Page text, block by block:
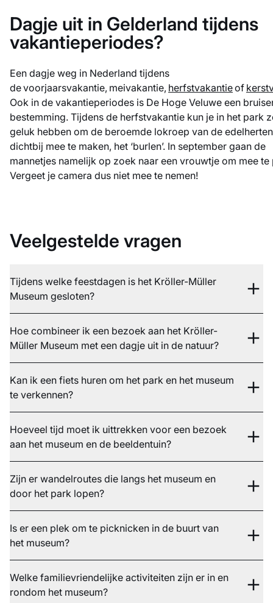
Dagje uit in Gelderland tijdens
vakantieperiodes?
Een dagje weg in Nederland tijdens
de voorjaarsvakantie, meivakantie, herfstvakantieof
Ook in de vakantieperiodes is De Hoge Veluwe een
bestemming. Tijdens de herfstvakantie kun je in het park
geluk hebben om de beroemde lokroep van de
dichtbij mee te maken, het ‘burlen’. In september gaan de
mannetjes namelijk op zoek naar een vrouwtje om mee te
Vergeet je camera dus niet mee te nemen!
Veelgestelde vragen
Tijdens welke feestdagen is het Kröller-Müller
Museum gesloten?
Hoe combineer ik een bezoek aan het Kröller-
Müller Museum met een dagje uit in de natuur?
Kan ik een fiets huren om het park en het museum
te verkennen?
Hoeveel tijd moet ik uittrekken voor een bezoek
aan het museum en de beeldentuin?
Zijn er wandelroutes die langs het museum en
door het park lopen?
Is er een plek om te picknicken in de buurt van
het museum?
Welke familievriendelijke activiteiten zijn er in en
rondom het museum?